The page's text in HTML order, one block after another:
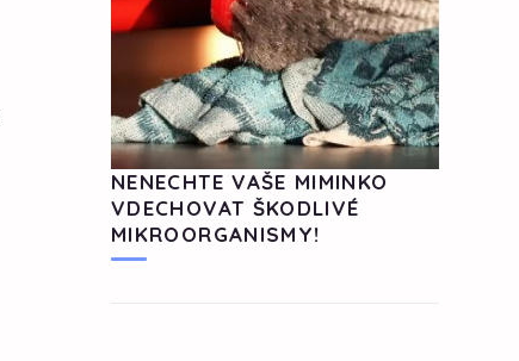
NENECHTE VAŠE MIMINKO
VDECHOVAT ŠKODLIVÉ
MIKROORGANISMY!